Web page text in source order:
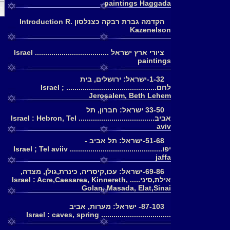
paintings Haggada
הקדמה גברת רבקה כצנלסון Introduction R.
Kazenelson
ציורי ארץ ישראל .................................... Israel
paintings
1-32-ישראל: ירושלים, בית
לחם............................................ Israel ;
Jerosalem, Beth Lehem
33-50 ישראל: חברון, תל
אביב..................................... Israel : Hebron, Tel
aviv
51-68-ישראל: תל אביב -
יפו............................................. Israel ; Tel aviiv
jaffa
69-86-ישראל: עכו,קיסריה, כינרת,גולן, מצדה,
אילת,סיני..... Israel : Acre,Caesarea, Kinnereth,
Golan, Masada, Elat,Sinai
87-103- ישראל: מערות, אביב
.................................. Israel : caves, spring